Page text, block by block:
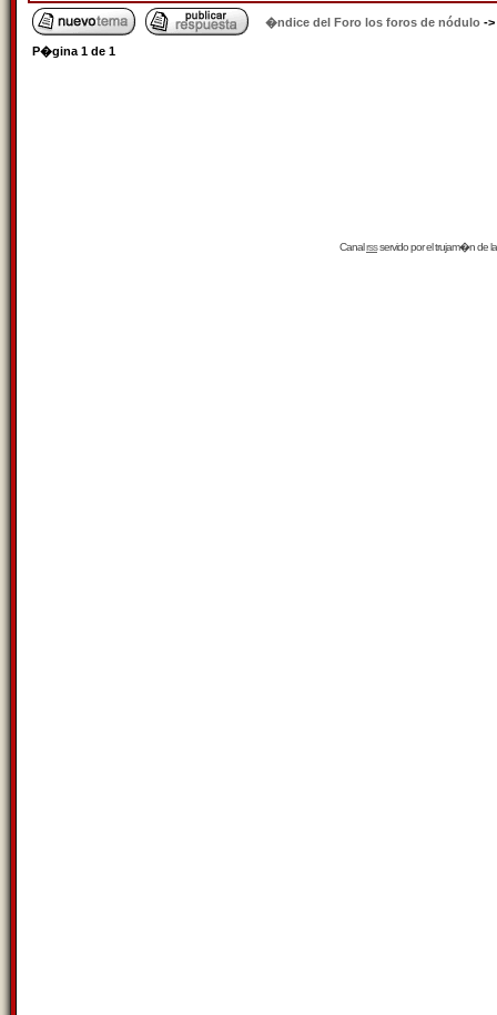
�ndice del Foro los foros de nódulo ->
P�gina 1 de 1
Canalrssservido por eltrujam�nde